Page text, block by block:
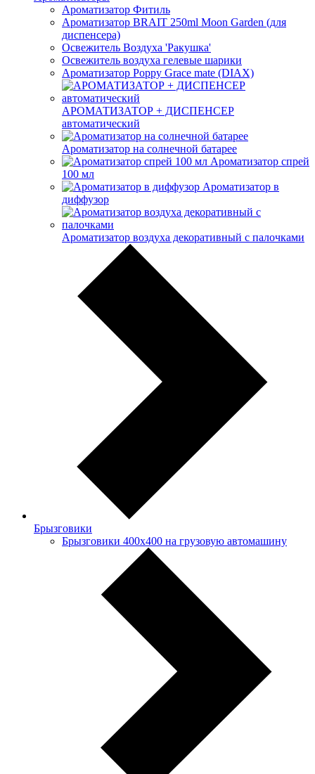
Ароматизатор Фитиль
Ароматизатор BRAIT 250ml Moon Garden (для
диспенсера)
Освежитель Воздуха 'Ракушка'
Освежитель воздуха гелевые шарики
Ароматизатор Poppy Grace mate (DIAX)
АРОМАТИЗАТОР + ДИСПЕНСЕР
автоматический
Ароматизатор на солнечной батарее
Ароматизатор спрей
100 мл
Ароматизатор в
диффузор
Ароматизатор воздуха декоративный с палочками
Брызговики
Брызговики 400х400 на грузовую автомашину